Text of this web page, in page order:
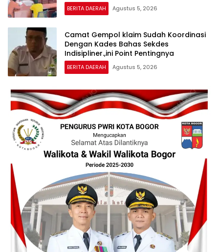
BERITA DAERAH Agustus 5, 2026
Camat Gempol klaim Sudah Koordinasi
Dengan Kades Bahas Sekdes
Indisipliner.,ini Point Pentingnya
BERITA DAERAH Agustus 5, 2026